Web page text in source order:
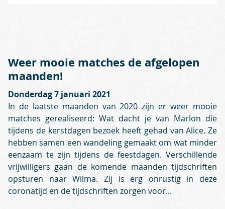
Weer mooie matches de afgelopen
maanden!
Donderdag 7 januari 2021
In de laatste maanden van 2020 zijn er weer mooie
matches gerealiseerd: Wat dacht je van Marlon die
tijdens de kerstdagen bezoek heeft gehad van Alice. Ze
hebben samen een wandeling gemaakt om wat minder
eenzaam te zijn tijdens de feestdagen. Verschillende
vrijwilligers gaan de komende maanden tijdschriften
opsturen naar Wilma. Zij is erg onrustig in deze
coronatijd en de tijdschriften zorgen voor...